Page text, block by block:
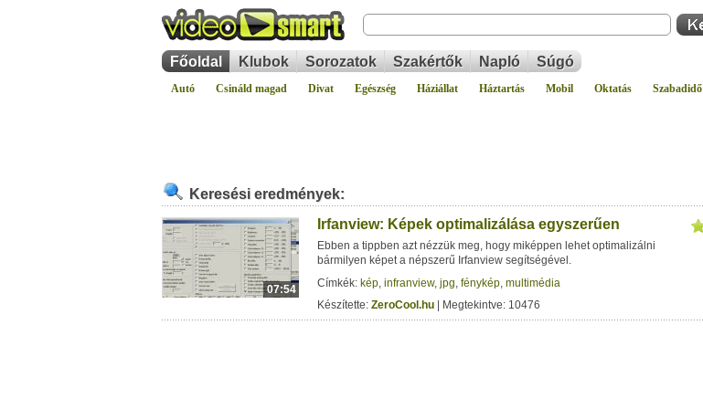
Főoldal Klubok Sorozatok Szakértők Napló Súgó
Autó Csináld magad Divat Egészség Háziállat Háztartás Mobil Oktatás Szabadidő
Keresési eredmények:
07:54
Irfanview: Képek optimalizálása egyszerűen
Ebben a tippben azt nézzük meg, hogy miképpen lehet optimalizálni
bármilyen képet a népszerű Irfanview segítségével.
Címkék: kép, infranview, jpg, fénykép, multimédia
Készítette: ZeroCool.hu | Megtekintve: 10476